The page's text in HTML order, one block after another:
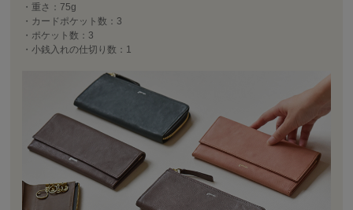
・重さ：75g
・カードポケット数：3
・ポケット数：3
・小銭入れの仕切り数：1